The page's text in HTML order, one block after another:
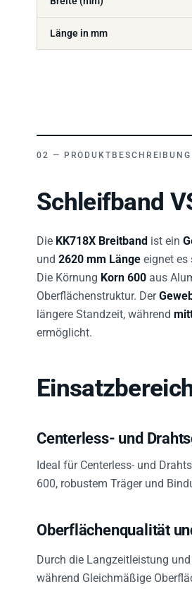
Länge in mm
PRODUKTBESCHREIBUNG
Schleifband
Die KK718X Breitband ist ein
und 2620 mm Länge eignet
Die Körnung Korn 600 aus
Oberflächenstruktur. Der
längere Standzeit, während
ermöglicht.
Centerless- und
Ideal für Centerless- und
600, robustem Träger und
Oberflächenqualität
Durch die Langzeitleistung
während Gleichmäßige